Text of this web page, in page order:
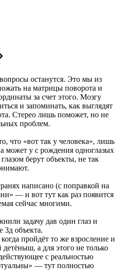
останутся. Это мы из
на матрицы поворота и
за счет этого. Мозгу
и запоминать, как выглядят
Стерео лишь поможет, но не
проблем.
что «вот так у человека», лишь
может у с рождения одноглазых
берут объекты, не так
написано (с поправкой на
— и вот тут как раз появится
сейчас многими.
задачу дав один глаз и
3д объекта.
пройдёт то же взросление и
а для этого не только
с реальностью
— тут полностью